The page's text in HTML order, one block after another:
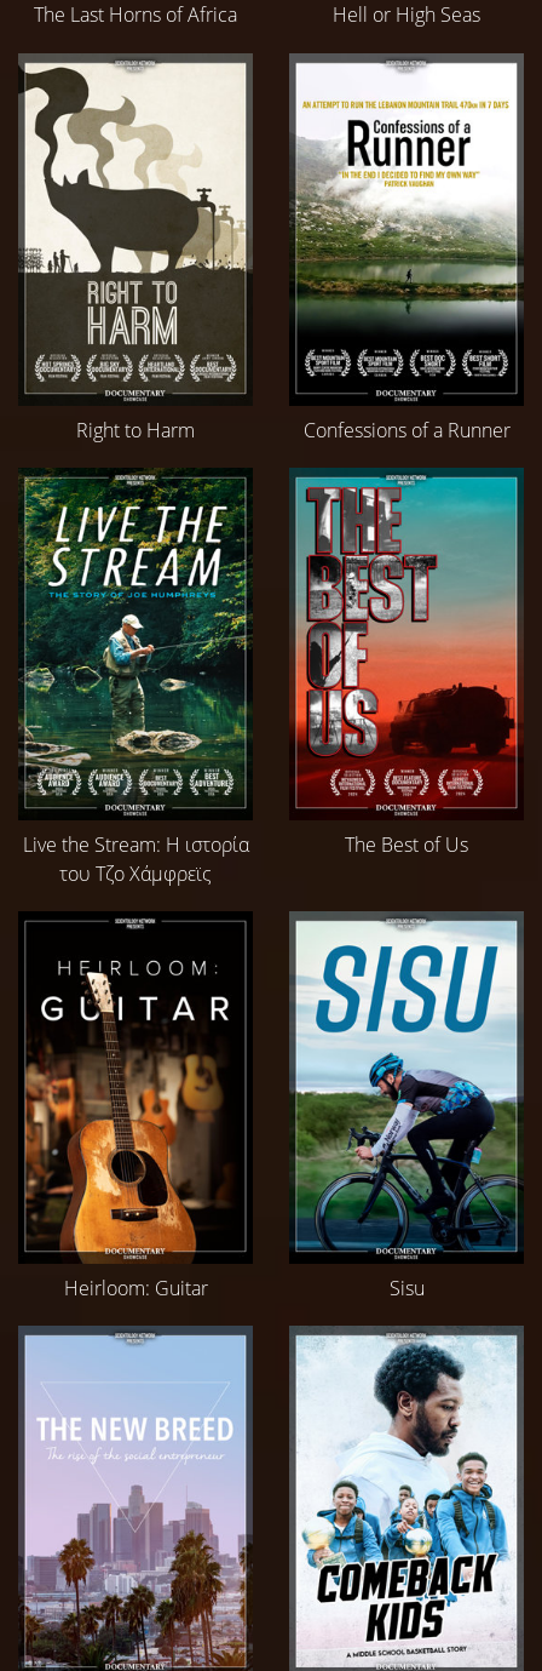
The Last Horns of Africa Hell or High Seas
Right to Harm Confessions of a Runner
Live the Stream: Η ιστορία
του Τζο Χάμφρεϊς
The Best of Us
Heirloom: Guitar Sisu